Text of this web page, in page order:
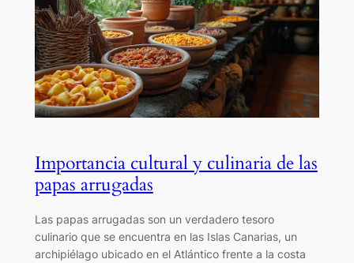
Importancia cultural y culinaria de las
papas arrugadas
Las papas arrugadas son un verdadero tesoro
culinario que se encuentra en las Islas Canarias, un
archipiélago ubicado en el Atlántico frente a la costa